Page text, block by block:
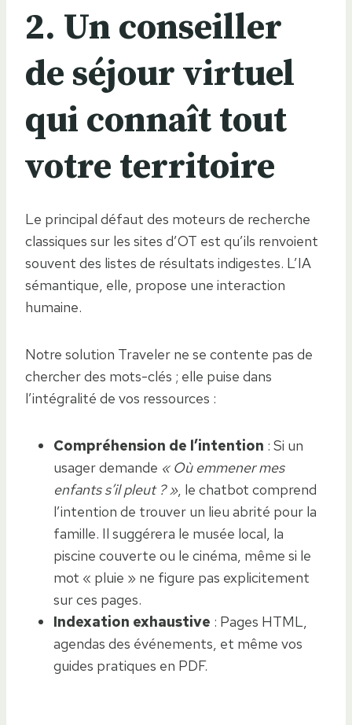
2. Un conseiller
de séjour virtuel
qui connaît tout
votre territoire
Le principal défaut des moteurs de recherche
classiques sur les sites d’OT est qu’ils renvoient
souvent des listes de résultats indigestes. L’IA
sémantique, elle, propose une interaction
humaine.
Notre solution Traveler ne se contente pas de
chercher des mots-clés ; elle puise dans
l’intégralité de vos ressources :
Compréhension de l’intention : Si un
usager demande « Où emmener mes
enfants s’il pleut ? », le chatbot comprend
l’intention de trouver un lieu abrité pour la
famille. Il suggérera le musée local, la
piscine couverte ou le cinéma, même si le
mot « pluie » ne figure pas explicitement
sur ces pages.
Indexation exhaustive : Pages HTML,
agendas des événements, et même vos
guides pratiques en PDF.